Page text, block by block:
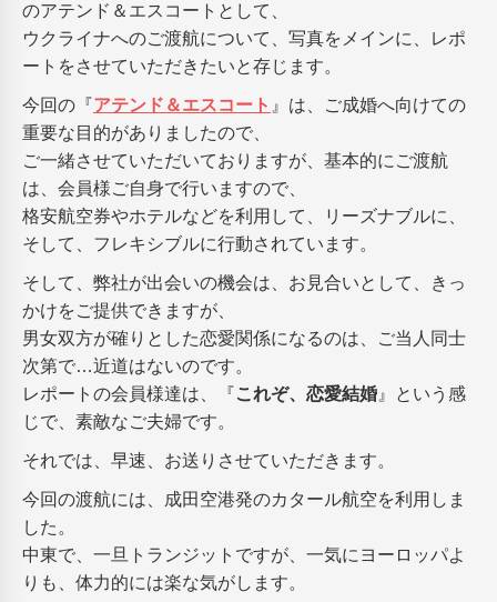
のアテンド＆エスコートとして、
ウクライナへのご渡航について、写真をメインに、レポ
ートをさせていただきたいと存じます。
今回の『アテンド＆エスコート 』は、ご成婚へ向けての
重要な目的がありましたので、
ご一緒させていただいておりますが、基本的にご渡航
は、会員様ご自身で行いますので、
格安航空券やホテルなどを利用して、リーズナブルに、
そして、フレキシブルに行動されています。
そして、弊社が出会いの機会は、お見合いとして、きっ
かけをご提供できますが、
男女双方が確りとした恋愛関係になるのは、ご当人同士
次第で…近道はないのです。
レポートの会員様達は、『これぞ、恋愛結婚 』という感
じで、素敵なご夫婦です。
それでは、早速、お送りさせていただきます。
今回の渡航には、成田空港発のカタール航空を利用しま
した。
中東で、一旦トランジットですが、一気にヨーロッパよ
りも、体力的には楽な気がします。